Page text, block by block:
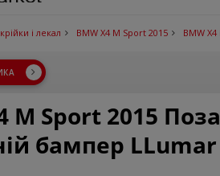
і лекал BMW X4 M Sport 2015 BMW
M Sport 2015
бампер LLumar